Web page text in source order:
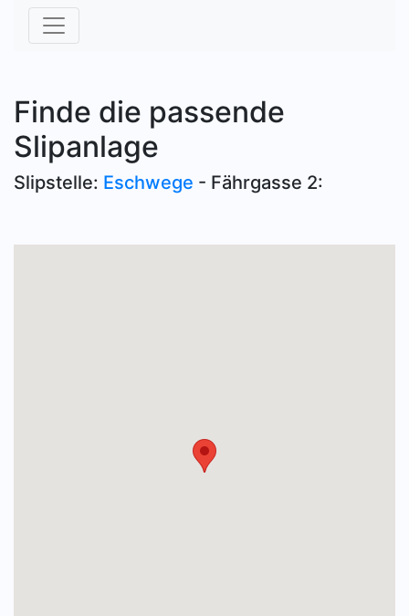
Finde die passende
Slipanlage
Slipstelle: Eschwege - Fährgasse 2: